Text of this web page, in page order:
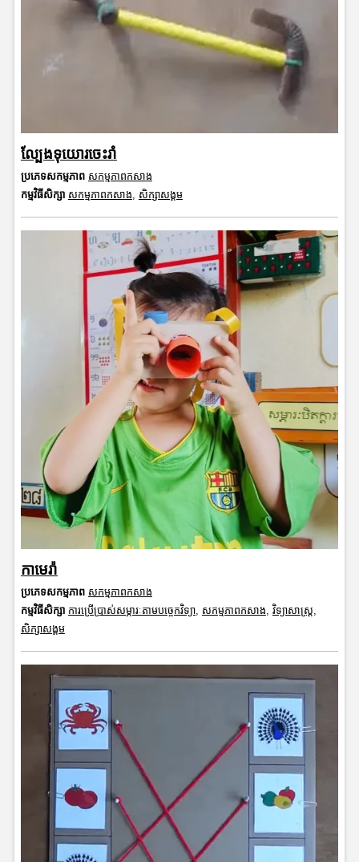
ល្បែងទុយោរចេះរាំ
ប្រភេទសកម្មភាព សកម្មភាពកសាង
កម្មវិធីសិក្សា សកម្មភាពកសាង, សិក្សាសង្គម
កាមេរ៉ា
ប្រភេទសកម្មភាព សកម្មភាពកសាង
កម្មវិធីសិក្សា ការប្រើប្រាស់សម្ភារៈតាមបច្ចេកវិទ្យា, សកម្មភាពកសាង វិទ្យាសាស្រ្ត
សិក្សាសង្គម